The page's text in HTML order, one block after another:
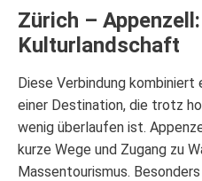
Zürich –
Kulturlandschaft
Diese Verbindung
einer Destination, die trotz
wenig überlaufen ist.
kurze Wege und Zugang zu
Massentourismus.